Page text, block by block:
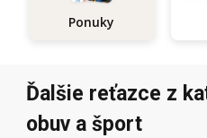
Ponuky
Ďalšie reťazce z
obuv a šport